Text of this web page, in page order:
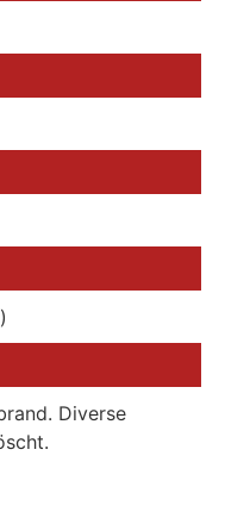
Diverse